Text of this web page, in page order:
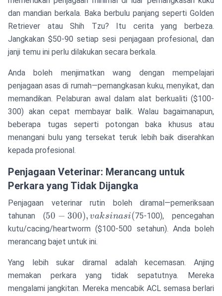
dan mandian berkala. Baka berbulu panjang seperti Golden
Retriever atau Shih Tzu? Itu cerita yang berbeza.
Jangkakan $50-90 setiap sesi penjagaan profesional, dan
janji temu ini perlu dilakukan secara berkala.
Anda boleh menjimatkan wang dengan mempelajari
penjagaan asas di rumah—pemangkasan kuku, menyikat, dan
memandikan. Pelaburan awal dalam alat berkualiti ($100-
300) akan cepat membayar balik. Walau bagaimanapun,
beberapa tugas seperti potongan baka khusus atau
menangani bulu yang tersekat teruk lebih baik diserahkan
kepada profesional.
Penjagaan Veterinar: Merancang untuk
Perkara yang Tidak Dijangka
Penjagaan veterinar rutin boleh diramal—pemeriksaan
tahunan (50-300),
vaksinasi
(
50 − 300), vaksinasi(75-100), pencegahan
kutu/cacing/heartworm ($100-500 setahun). Anda boleh
merancang bajet untuk ini.
Yang lebih sukar diramal adalah kecemasan. Anjing
memakan perkara yang tidak sepatutnya. Mereka
mengalami jangkitan. Mereka mencabik ACL semasa berlari